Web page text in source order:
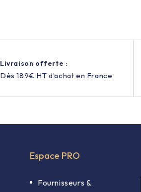
Livraison offerte :
Dès 189€ HT d’achat en France
Espace PRO
Fournisseurs &